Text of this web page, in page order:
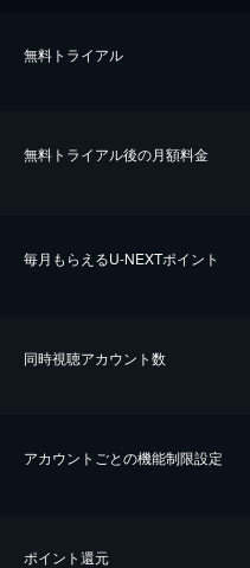
無料トライアル
無料トライアル後の⽉額料金
毎⽉もらえるU-NEXTポイント
同時視聴アカウント数
アカウントごとの機能制限設定
ポイント還元